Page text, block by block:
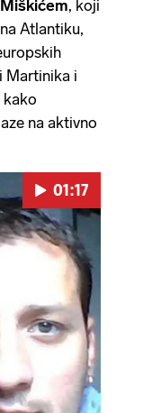
, koji
Atlantiku,
Martinika i
kako
na aktivno
01:17